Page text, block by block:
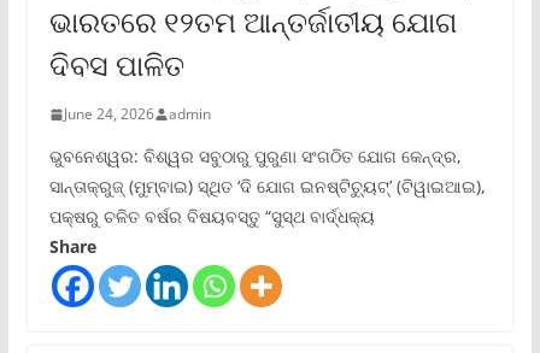
ଭାରତରେ ୧୨ତମ ଆନ୍ତର୍ଜାତୀୟ ଯୋଗ
ଦିବସ ପାଳିତ
June 24, 2026 admin
ଭୁବନେଶ୍ୱର: ବିଶ୍ୱର ସବୁଠାରୁ ପୁରୁଣା ସଂଗଠିତ ଯୋଗ କେନ୍ଦ୍ର,
ସାନ୍ତାକ୍ରୁଜ୍ (ମୁମ୍ବାଇ) ସ୍ଥିତ ‘ଦି ଯୋଗ ଇନଷ୍ଟିଚ୍ୟୁଟ୍‌’ (ଟିୱାଇଆଇ),
ପକ୍ଷରୁ ଚଳିତ ବର୍ଷର ବିଷୟବସ୍ତୁ “ସୁସ୍ଥ ବାର୍ଦ୍ଧକ୍ୟ
Share